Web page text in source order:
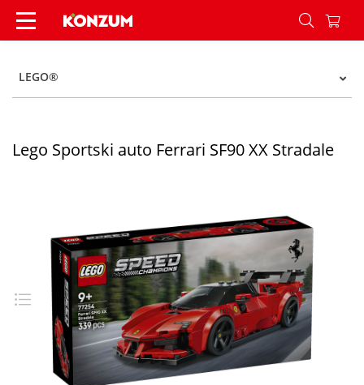
Lego Sportski auto Ferrari SF90 XX Stradale -
LEGO®
Lego Sportski auto Ferrari SF90 XX Stradale